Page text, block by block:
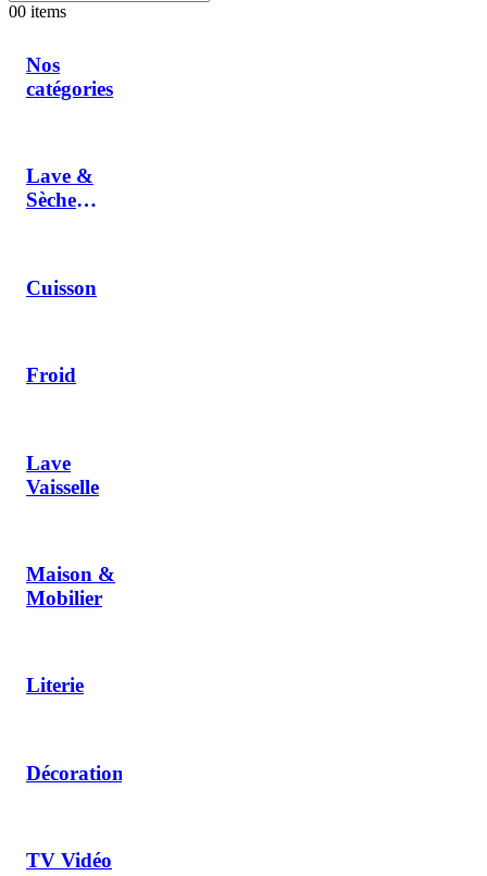
00 items
Nos
catégories
Lave &
Sèche
Cuisson
Froid
Lave
Vaisselle
Maison &
Mobilier
Literie
Décoration
TV Vidéo